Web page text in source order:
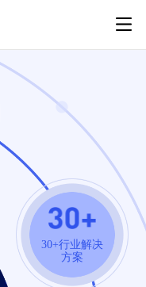
30+行业解决
方案